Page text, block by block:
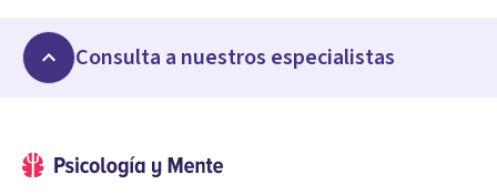
Consulta a nuestros especialistas